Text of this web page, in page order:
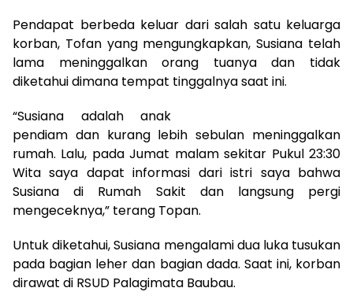
Pendapat berbeda keluar dari salah satu keluarga
korban, Tofan yang mengungkapkan, Susiana telah
lama meninggalkan orang tuanya dan tidak
diketahui dimana tempat tinggalnya saat ini.
“Susiana adalah anak
pendiam dan kurang lebih sebulan meninggalkan
rumah. Lalu, pada Jumat malam sekitar Pukul 23:30
Wita saya dapat informasi dari istri saya bahwa
Susiana di Rumah Sakit dan langsung pergi
mengeceknya,” terang Topan.
Untuk diketahui, Susiana mengalami dua luka tusukan
pada bagian leher dan bagian dada. Saat ini, korban
dirawat di RSUD Palagimata Baubau.